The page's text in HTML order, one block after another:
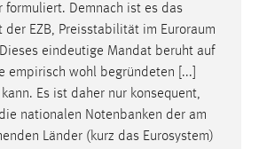
formuliert. Demnach ist es das
der EZB, Preisstabilität im Euroraum
eindeutige Mandat beruht auf
empirisch wohl begründeten [...]
Es ist daher nur konsequent,
nationalen Notenbanken der am
Länder (kurz das Eurosystem)